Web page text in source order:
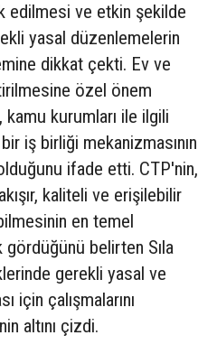
edilmesi ve etkin şekilde
yasal düzenlemelerin
dikkat çekti. Ev ve
özel önem
kurumları ile ilgili
iş birliği mekanizmasının
ifade etti. CTP'nin,
kaliteli ve erişilebilir
en temel
belirten Sıla
gerekli yasal ve
için çalışmalarını
altını çizdi.